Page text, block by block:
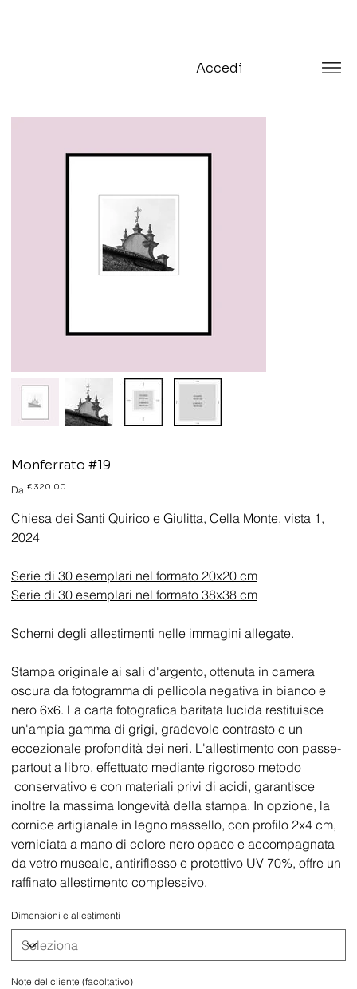
Accedi
Monferrato #19
Da Prezzo
€ 320.00
Chiesa dei Santi Quirico e Giulitta, Cella Monte, vista 1,
2024
Serie di 30 esemplari nel formato 20x20 cm
Serie di 30 esemplari nel formato 38x38 cm
Schemi degli allestimenti nelle immagini allegate.
Stampa originale ai sali d'argento, ottenuta in camera
oscura da fotogramma di pellicola negativa in bianco e
nero 6x6. La carta fotografica baritata lucida restituisce
un'ampia gamma di grigi, gradevole contrasto e un
eccezionale profondità dei neri. L'allestimento con passe-
partout a libro, effettuato mediante rigoroso metodo
conservativo e con materiali privi di acidi, garantisce
inoltre la massima longevità della stampa. In opzione, la
cornice artigianale in legno massello, con profilo 2x4 cm,
verniciata a mano di colore nero opaco e accompagnata
da vetro museale, antiriflesso e protettivo UV 70%, offre un
raffinato allestimento complessivo.
Dimensioni e allestimenti
Note del cliente (facoltativo)